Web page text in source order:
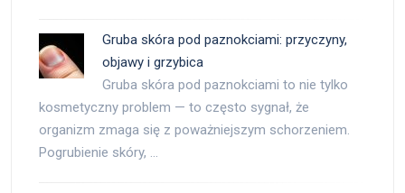
Gruba skóra pod paznokciami: przyczyny,
objawy i grzybica
Gruba skóra pod paznokciami to nie tylko
kosmetyczny problem — to często sygnał, że
organizm zmaga się z poważniejszym schorzeniem.
Pogrubienie skóry, …